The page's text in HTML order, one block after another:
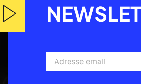
email